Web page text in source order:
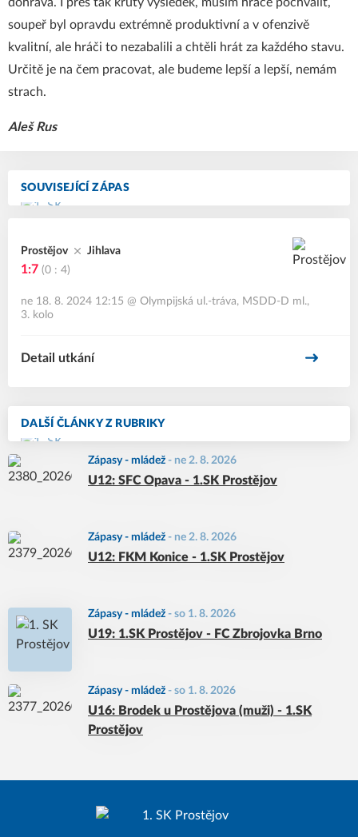
SOUVISEJÍCÍ ZÁPAS
Prostějov Jihlava
1:7 (0 : 4)
ne 18. 8. 2024 12:15 @ Olympijská ul.-tráva, MSDD-D ml.,
3. kolo
Detail utkání
DALŠÍ ČLÁNKY Z RUBRIKY
Zápasy - mládež - ne 2. 8. 2026
U12: SFC Opava - 1.SK Prostějov
Zápasy - mládež - ne 2. 8. 2026
U12: FKM Konice - 1.SK Prostějov
Zápasy - mládež - so 1. 8. 2026
U19: 1.SK Prostějov - FC Zbrojovka Brno
Zápasy - mládež - so 1. 8. 2026
U16: Brodek u Prostějova (muži) - 1.SK
Prostějov
soupeř byl opravdu extrémně produktivní a v ofenzivě
kvalitní, ale hráči to nezabalili a chtěli hrát za každého stavu.
Určitě je na čem pracovat, ale budeme lepší a lepší, nemám
strach.
Aleš Rus